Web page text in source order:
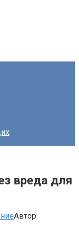
вреда для
Автор: